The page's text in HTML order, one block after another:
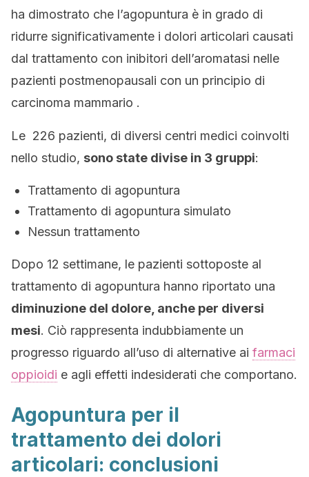
ha dimostrato che l’agopuntura è in grado di
ridurre significativamente i dolori articolari causati
dal trattamento con inibitori dell’aromatasi nelle
pazienti postmenopausali con un principio di
carcinoma mammario .
Le 226 pazienti, di diversi centri medici coinvolti
nello studio, sono state divise in 3 gruppi:
Trattamento di agopuntura
Trattamento di agopuntura simulato
Nessun trattamento
Dopo 12 settimane, le pazienti sottoposte al
trattamento di agopuntura hanno riportato una
diminuzione del dolore, anche per diversi
mesi. Ciò rappresenta indubbiamente un
progresso riguardo all’uso di alternative ai farmaci
oppioidi e agli effetti indesiderati che comportano.
Agopuntura per il
trattamento dei dolori
articolari: conclusioni